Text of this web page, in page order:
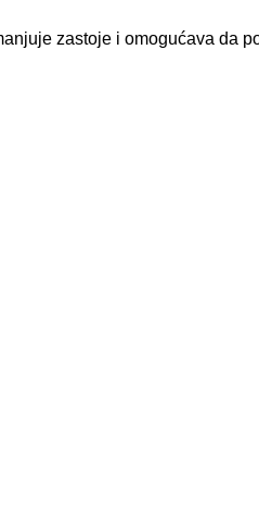
zastoje i omogućava da